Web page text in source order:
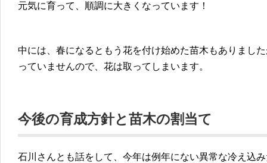
元気に育って、順調に大きくなっています！
中には、春になるともう花を付け始めた苗木もありまし
っていませんので、花は取ってしまいます。
今後の育成方針と苗木の割当て
石川さんとも話をして、今年は例年にない異常な冷え込